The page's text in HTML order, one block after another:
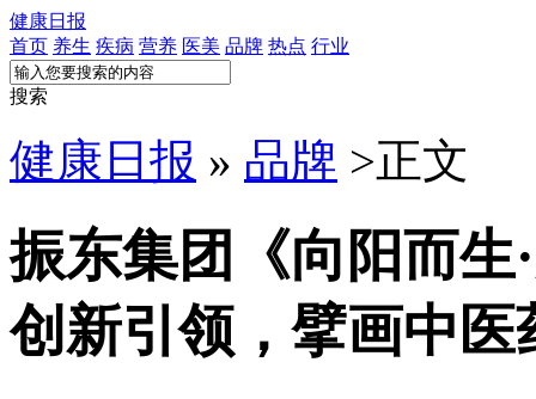
健康日报
首页 养生 疾病 营养 医美 品牌 热点 行业
搜索
健康日报 » 品牌 >正文
振东集团《向阳而生
创新引领，擘画中医